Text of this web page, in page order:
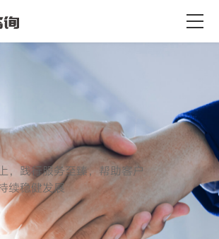
，践行服务至臻，帮助客户
续稳健发展